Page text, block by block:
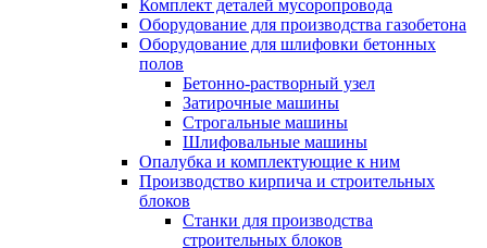
Комплект деталей мусоропровода
Оборудование для производства газобетона
Оборудование для шлифовки бетонных
полов
Бетонно-растворный узел
Затирочные машины
Строгальные машины
Шлифовальные машины
Опалубка и комплектующие к ним
Производство кирпича и строительных
блоков
Cтанки для производства
строительных блоков